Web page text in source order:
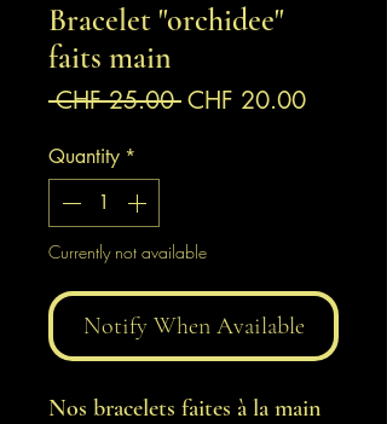
Bracelet "orchidee"
faits main
CHF 25.00 Regular
CHF 20.00Sale
Quantity *
Currently not available
Notify When Available
Nos bracelets faites à la main